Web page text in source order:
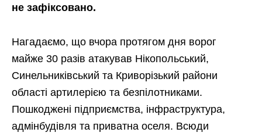
не зафіксовано.
Нагадаємо, що вчора протягом дня ворог
майже 30 разів атакував Нікопольський,
Синельниківський та Криворізький райони
області артилерією та безпілотниками.
Пошкоджені підприємства, інфраструктура,
адмінбудівля та приватна оселя. Всюди